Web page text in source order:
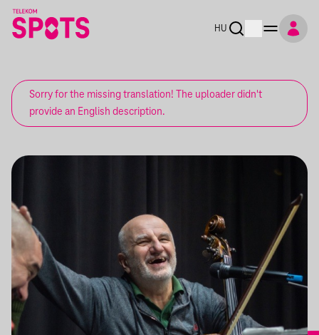
HU
Sorry for the missing translation! The uploader didn't
provide an English description.